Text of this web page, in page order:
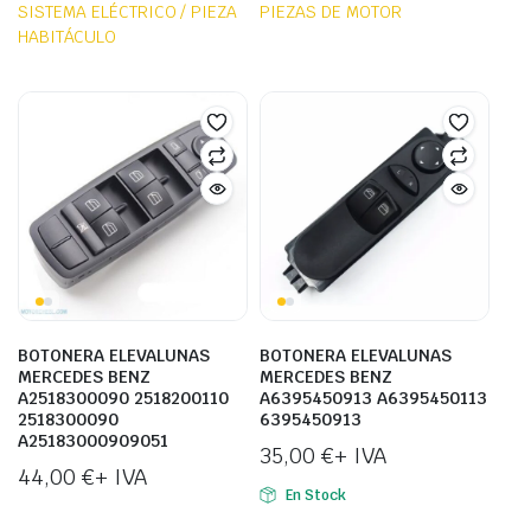
SISTEMA ELÉCTRICO / PIEZA
HABITÁCULO
PIEZAS DE MOTOR
BOTONERA ELEVALUNAS
MERCEDES BENZ
A2518300090 2518200110
2518300090
A25183000909051
44,00 €+ IVA
BOTONERA ELEVALUNAS
MERCEDES BENZ
A6395450913 A6395450113
6395450913
35,00 €+ IVA
En Stock